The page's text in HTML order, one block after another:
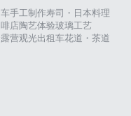
手工制作寿司・日本料理
店陶艺体验玻璃工艺
营观光出租车花道・茶道